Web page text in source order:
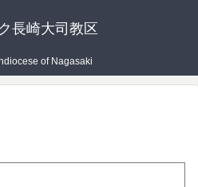
長崎大司教区
of Nagasaki